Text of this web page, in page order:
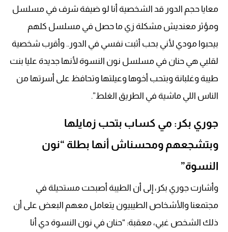
معايا حجم الدور قد الشخصية أنا لو ضيفة شرف في مسلسل
ومؤثر معنديش مشكلة زي ما حصل في مسلسل كلهم
بيحبوا مودي لأني بحب أثبت نفسي في الدور.. وأقرب شخصية
لقلبي هي حنان في مسلسل نون النسوة لأنها جديدة عليا بنت
طيبة وغلبانة وبتحب أخوها وعيلتها وتحافظ على أسرتها من
الناس اللي ماشية في الطريق الغلط”.
جوري بكر: مي كساب بتحب زمايلها
وبتشجعهم ومحسناش أنها بطلة “نون
النسوة”
وأشارت جوري بكر، إلى أن الطيبة أصبحت مستحيلة في
مجتمعنا والأشخاص الطيبيون يتعامل معهم البعض على أن
ذلك الشخص غبي، معقبة: “حنان في نون النسوة دي أنا